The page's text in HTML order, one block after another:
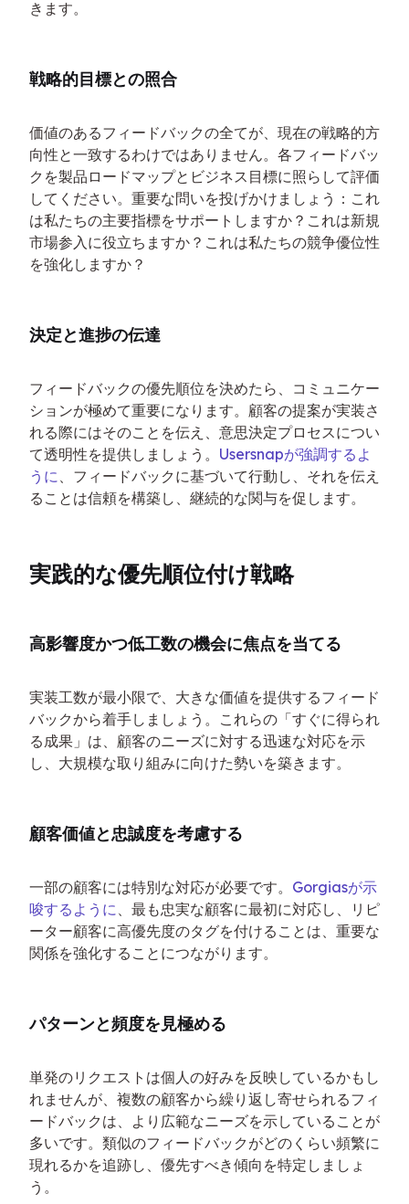
きます。
戦略的目標との照合
価値のあるフィードバックの全てが、現在の戦略的方
向性と一致するわけではありません。各フィードバッ
クを製品ロードマップとビジネス目標に照らして評価
してください。重要な問いを投げかけましょう：これ
は私たちの主要指標をサポートしますか？これは新規
市場参入に役立ちますか？これは私たちの競争優位性
を強化しますか？
決定と進捗の伝達
フィードバックの優先順位を決めたら、コミュニケー
ションが極めて重要になります。顧客の提案が実装さ
れる際にはそのことを伝え、意思決定プロセスについ
て透明性を提供しましょう。 Usersnapが強調するよ
うに、フィードバックに基づいて行動し、それを伝え
ることは信頼を構築し、継続的な関与を促します。
実践的な優先順位付け戦略
高影響度かつ低工数の機会に焦点を当てる
実装工数が最小限で、大きな価値を提供するフィード
バックから着手しましょう。これらの「すぐに得られ
る成果」は、顧客のニーズに対する迅速な対応を示
し、大規模な取り組みに向けた勢いを築きます。
顧客価値と忠誠度を考慮する
一部の顧客には特別な対応が必要です。 Gorgiasが示
唆するように、最も忠実な顧客に最初に対応し、リピ
ーター顧客に高優先度のタグを付けることは、重要な
関係を強化することにつながります。
パターンと頻度を見極める
単発のリクエストは個人の好みを反映しているかもし
れませんが、複数の顧客から繰り返し寄せられるフィ
ードバックは、より広範なニーズを示していることが
多いです。類似のフィードバックがどのくらい頻繁に
現れるかを追跡し、優先すべき傾向を特定しましょ
う。